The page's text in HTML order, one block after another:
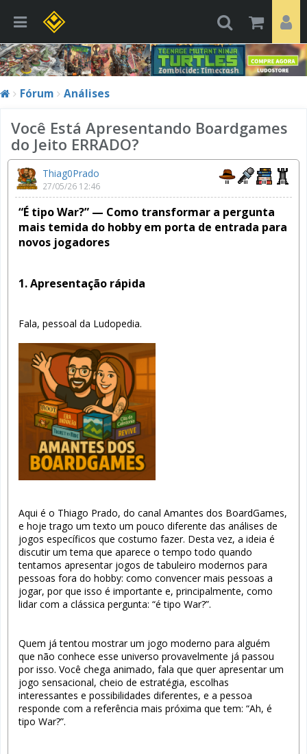
Fórum Análises
Você Está Apresentando Boardgames
do Jeito ERRADO?
Thiag0Prado
27/05/26 12:46
“É tipo War?” — Como transformar a pergunta
mais temida do hobby em porta de entrada para
novos jogadores
1. Apresentação rápida
Fala, pessoal da Ludopedia.
Aqui é o Thiago Prado, do canal Amantes dos BoardGames,
e hoje trago um texto um pouco diferente das análises de
jogos específicos que costumo fazer. Desta vez, a ideia é
discutir um tema que aparece o tempo todo quando
tentamos apresentar jogos de tabuleiro modernos para
pessoas fora do hobby: como convencer mais pessoas a
jogar, por que isso é importante e, principalmente, como
lidar com a clássica pergunta: “é tipo War?”.
Quem já tentou mostrar um jogo moderno para alguém
que não conhece esse universo provavelmente já passou
por isso. Você chega animado, fala que quer apresentar um
jogo sensacional, cheio de estratégia, escolhas
interessantes e possibilidades diferentes, e a pessoa
responde com a referência mais próxima que tem: “Ah, é
tipo War?”.